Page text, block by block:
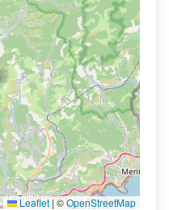
Leaflet | ©OpenStreetMap